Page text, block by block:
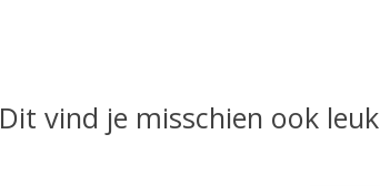
Dit vind je misschien ook leuk